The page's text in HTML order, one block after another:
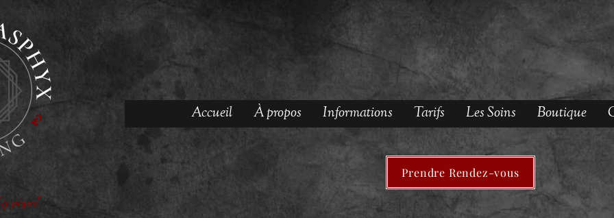
pique"
Accueil À propos Informations Tarifs Les Soins Boutique
Prendre Rendez-vous